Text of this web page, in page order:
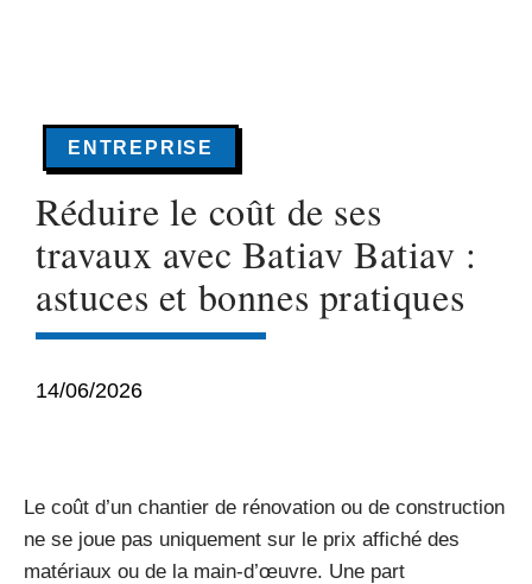
ENTREPRISE
Réduire le coût de ses
travaux avec Batiav Batiav :
astuces et bonnes pratiques
14/06/2026
Le coût d’un chantier de rénovation ou de construction
ne se joue pas uniquement sur le prix affiché des
matériaux ou de la main-d’œuvre. Une part